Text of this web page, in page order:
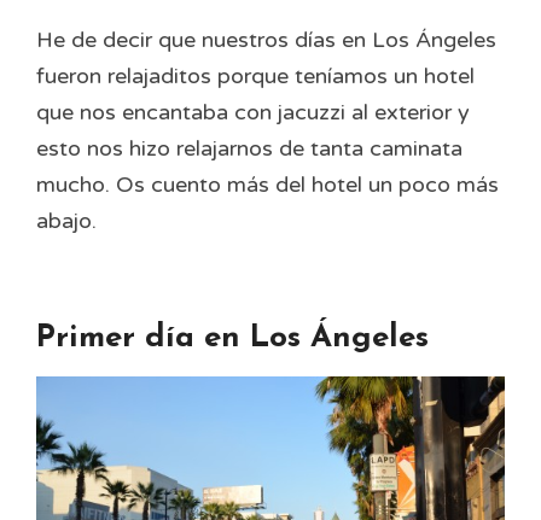
He de decir que nuestros días en Los Ángeles
fueron relajaditos porque teníamos un hotel
que nos encantaba con jacuzzi al exterior y
esto nos hizo relajarnos de tanta caminata
mucho. Os cuento más del hotel un poco más
abajo.
Primer día en Los Ángeles